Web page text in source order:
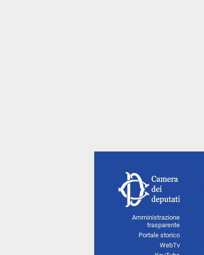
Amministrazione
trasparente
Portale storico
WebTv